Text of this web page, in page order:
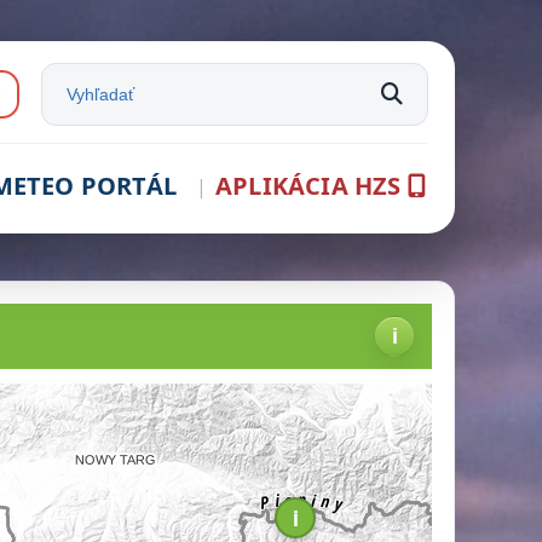
Vyhľadať na stránke
PORTÁL APLIKÁCIA HZS
stránka i
i